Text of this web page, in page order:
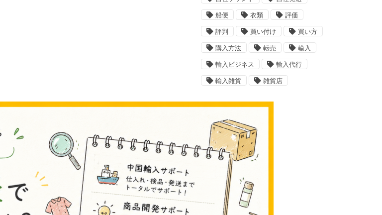
船便 衣類 評価
評判 買い付け 買い方
購入方法 転売 輸入
輸入ビジネス 輸入代行
輸入雑貨 雑貨店